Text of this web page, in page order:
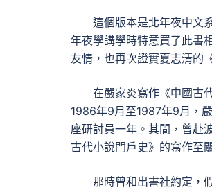
這個版本是北年夜中文
年夜學講學時特意買了此書
友情，也再次證實夏志清的
在嚴家炎寫作《中國古
1986年9月至1987年9月，
座研討員一年。其間，曾赴
古代小說門戶史》的寫作至
那時曾和出書社約定，